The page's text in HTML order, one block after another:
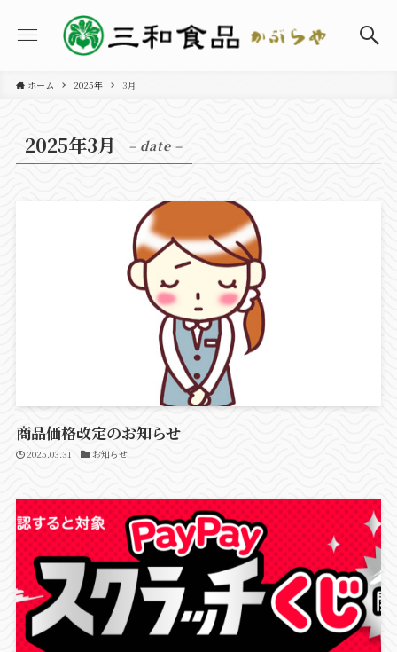
ホーム 2025年 3月
2025年3月 – date –
商品価格改定のお知らせ
2025.03.31 お知らせ